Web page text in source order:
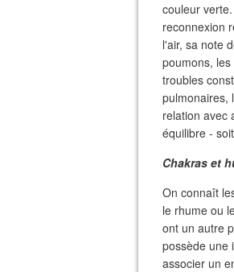
couleur
reconnexion
l'air, sa note
poumons,
troubles
pulmonaires,
relation avec
équilibre -
Chakras et
On connaît
le rhume ou
ont un autre
possède une
associer un